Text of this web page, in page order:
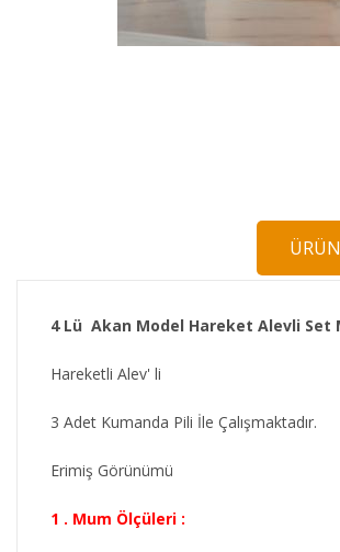
4 Lü Akan Model Hareket Alevli Set
Hareketli Alev' li
3 Adet Kumanda Pili İle Çalışmaktadır.
Erimiş Görünümü
1 . Mum Ölçüleri :